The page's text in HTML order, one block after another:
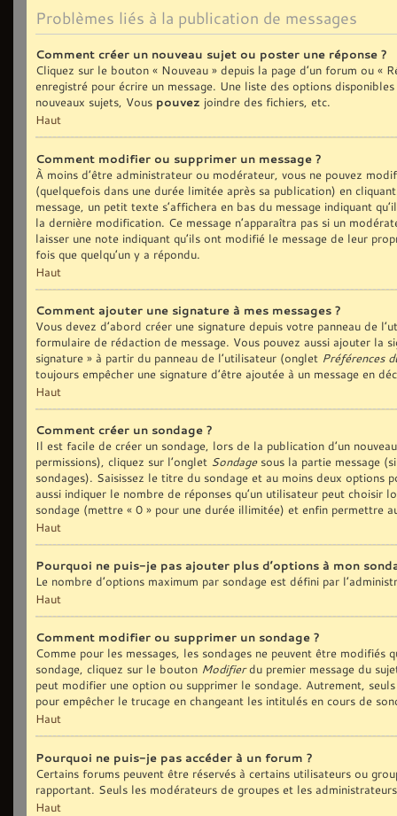
Problèmes liés à la publication de messages
Comment créer un nouveau sujet ou poster une réponse ?
Cliquez sur le bouton « Nouveau » depuis la page d’un forum ou «
enregistré pour écrire un message. Une liste des options
nouveaux sujets, Vous pouvez joindre des fichiers, etc.
Haut
Comment modifier ou supprimer un message ?
À moins d’être administrateur ou modérateur, vous ne pouvez
(quelquefois dans une durée limitée après sa publication) en
message, un petit texte s’affichera en bas du message indiquant
la dernière modification. Ce message n’apparaîtra pas si un
laisser une note indiquant qu’ils ont modifié le message de leur
fois que quelqu’un y a répondu.
Haut
Comment ajouter une signature à mes messages ?
Vous devez d’abord créer une signature depuis votre panneau de
formulaire de rédaction de message. Vous pouvez aussi ajouter la
signature » à partir du panneau de l’utilisateur (onglet Préférences
toujours empêcher une signature d’être ajoutée à un message en
Haut
Comment créer un sondage ?
Il est facile de créer un sondage, lors de la publication d’un
permissions), cliquez sur l’onglet Sondagesous la partie message
sondages). Saisissez le titre du sondage et au moins deux options
aussi indiquer le nombre de réponses qu’un utilisateur peut
sondage (mettre « 0 » pour une durée illimitée) et enfin permettre
Haut
Pourquoi ne puis-je pas ajouter plus d’options à mon
Le nombre d’options maximum par sondage est défini par
Haut
Comment modifier ou supprimer un sondage ?
Comme pour les messages, les sondages ne peuvent être
sondage, cliquez sur le bouton Modifierdu premier message du
peut modifier une option ou supprimer le sondage. Autrement,
pour empêcher le trucage en changeant les intitulés en cours de
Haut
Pourquoi ne puis-je pas accéder à un forum ?
Certains forums peuvent être réservés à certains utilisateurs ou
rapportant. Seuls les modérateurs de groupes et les
Haut